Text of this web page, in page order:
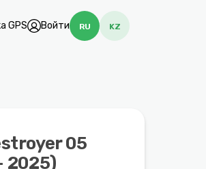
GPS Войти RU KZ
05
2025)